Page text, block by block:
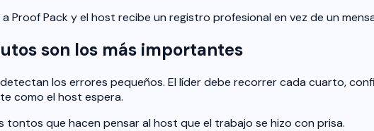
Proof Pack y el host recibe un registro profesional en vez de un
son los más importantes
los errores pequeños. El líder debe recorrer cada cuarto,
como el host espera.
tontos que hacen pensar al host que el trabajo se hizo con prisa.